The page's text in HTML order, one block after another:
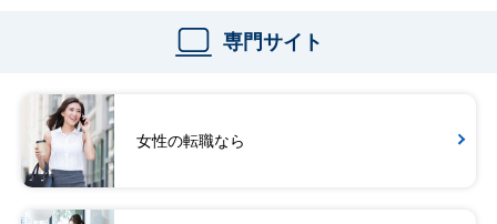
専門サイト
女性の転職なら